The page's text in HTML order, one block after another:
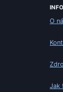
O
Jak